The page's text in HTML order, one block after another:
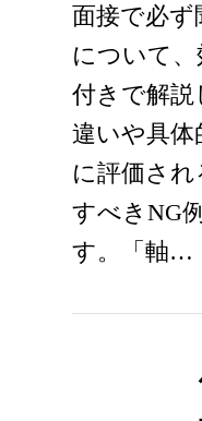
面接で必ず
について
付きで解説
違いや具体
に評価さ
すべきNG
す。「軸…